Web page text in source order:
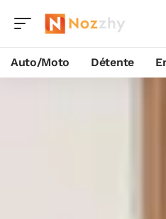
Auto/Moto Détente